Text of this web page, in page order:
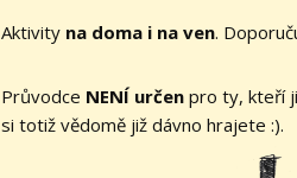
Aktivity na doma i na ven.
Průvodce NENÍ určenpro ty, kteří
si totiž vědomě již dávno hrajete :).